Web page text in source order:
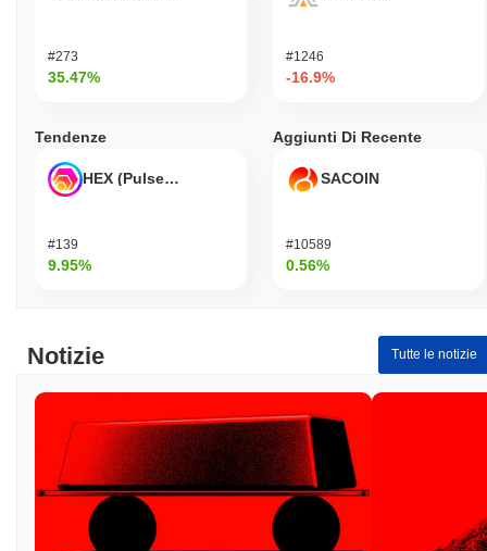
#273
35.47%
#1246
-16.9%
Tendenze
HEX (Pulsechain)
#139
9.95%
Aggiunti Di Recente
SACOIN
#10589
0.56%
Notizie Tutte le notizie